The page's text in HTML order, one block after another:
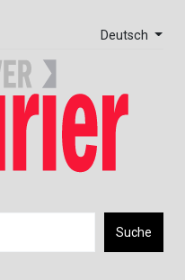
Deutsch
Suche